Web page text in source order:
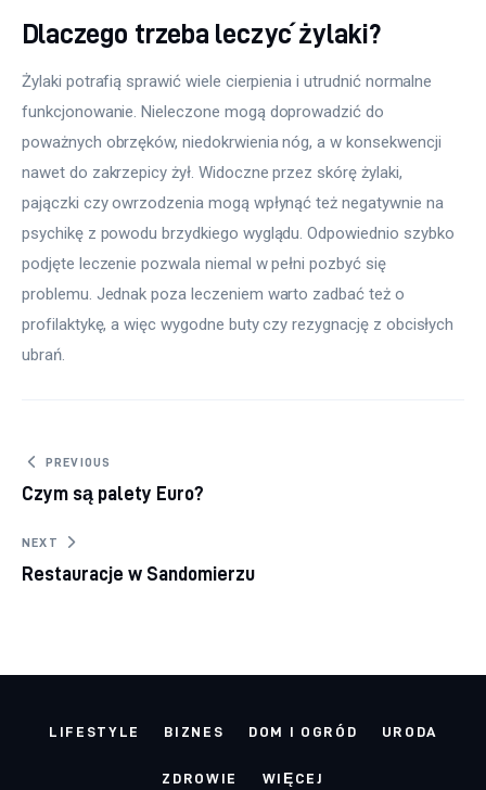
Dlaczego trzeba leczyć żylaki?
Żylaki potrafią sprawić wiele cierpienia i utrudnić normalne
funkcjonowanie. Nieleczone mogą doprowadzić do
poważnych obrzęków, niedokrwienia nóg, a w konsekwencji
nawet do zakrzepicy żył. Widoczne przez skórę żylaki,
pajączki czy owrzodzenia mogą wpłynąć też negatywnie na
psychikę z powodu brzydkiego wyglądu. Odpowiednio szybko
podjęte leczenie pozwala niemal w pełni pozbyć się
problemu. Jednak poza leczeniem warto zadbać też o
profilaktykę, a więc wygodne buty czy rezygnację z obcisłych
ubrań.
Nawigacja wpisu
PREVIOUS
Czym są palety Euro?
NEXT
Restauracje w Sandomierzu
LIFESTYLE BIZNES DOM I OGRÓD URODA
ZDROWIE WIĘCEJ